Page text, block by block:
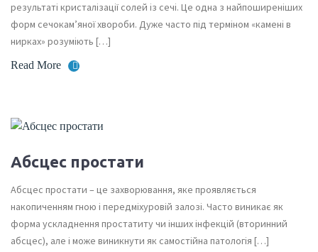
результаті кристалізації солей із сечі. Це одна з найпоширеніших
форм сечокам’яної хвороби. Дуже часто під терміном «камені в
нирках» розуміють […]
Read More
Абсцес простати
Абсцес простати – це захворювання, яке проявляється
накопиченням гною і передміхуровій залозі. Часто виникає як
форма ускладнення простатиту чи інших інфекцій (вторинний
абсцес), але і може виникнути як самостійна патологія […]